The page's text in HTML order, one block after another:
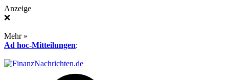
Anzeige
❌
Mehr »
Ad hoc-Mitteilungen: